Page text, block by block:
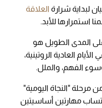
لبداية شرارة العلاقة
استمرارها للأبد.
المدى الطويل هو
العادية الروتينية،
الفهم، والملل.
مرحلة "النجاة اليومية"
مهارتين أساسيتين